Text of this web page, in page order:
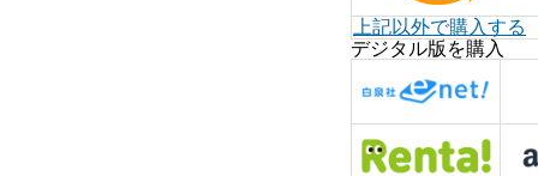
上記以外で購入する
デジタル版を購入